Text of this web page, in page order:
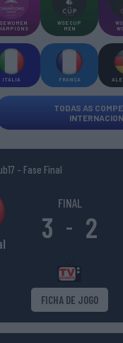
WOMEN
WSE CUP
MEN
ITÁLIA FRANÇA
TODAS AS
- Fase Final
FINAL
3 - 2
FICHA DE JOGO